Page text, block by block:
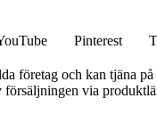
Pinterest
företag och kan tjäna
via